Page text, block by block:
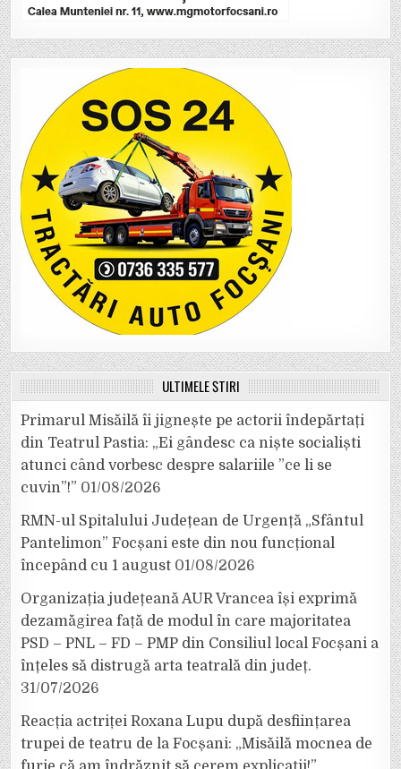
ULTIMELE ȘTIRI
Primarul Misăilă îi jignește pe actorii îndepărtați
din Teatrul Pastia: „Ei gândesc ca niște socialiști
atunci când vorbesc despre salariile ”ce li se
cuvin”!” 01/08/2026
RMN-ul Spitalului Județean de Urgență „Sfântul
Pantelimon” Focșani este din nou funcțional
începând cu 1 august 01/08/2026
Organizația județeană AUR Vrancea își exprimă
dezamăgirea față de modul în care majoritatea
PSD – PNL – FD – PMP din Consiliul local Focșani a
înțeles să distrugă arta teatrală din județ.
31/07/2026
Reacția actriței Roxana Lupu după desființarea
trupei de teatru de la Focșani: „Misăilă mocnea de